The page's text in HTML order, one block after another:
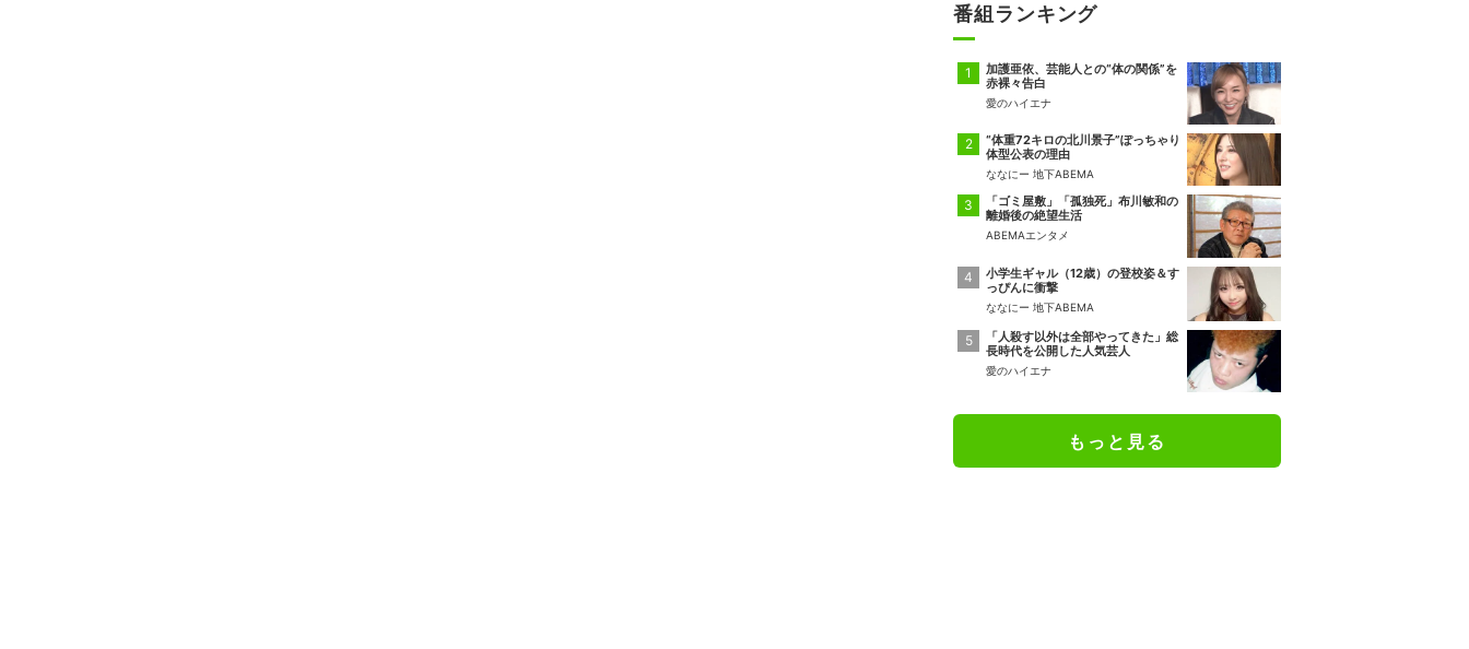
番組ランキング
加護亜依、芸能人との“体の関係”を
赤裸々告白
愛のハイエナ
“体重72キロの北川景子”ぽっちゃり
体型公表の理由
ななにー 地下ABEMA
「ゴミ屋敷」「孤独死」布川敏和の
離婚後の絶望生活
ABEMAエンタメ
小学生ギャル（12歳）の登校姿＆す
っぴんに衝撃
ななにー 地下ABEMA
「人殺す以外は全部やってきた」総
長時代を公開した人気芸人
愛のハイエナ
もっと見る